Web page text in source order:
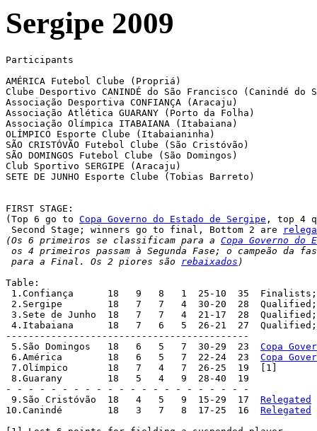
Sergipe 2009
Participants
AMÉRICA Futebol Clube (Propriá)
Clube Desportivo CANINDÉ do São Francisco (Canindé do
Associação Desportiva CONFIANÇA (Aracaju)
Associação Atlética GUARANY (Porto da Folha)
Associação Olímpica ITABAIANA (Itabaiana)
OLÍMPICO Esporte Clube (Itabaianinha)
SÃO CRISTÓVÃO Futebol Clube (São Cristóvão)
SÃO DOMINGOS Futebol Clube (São Domingos)
Club Sportivo SERGIPE (Aracaju)
SETE DE JUNHO Esporte Clube (Tobias Barreto)
FIRST STAGE:
(Top 6 go to Copa Governo do Estado de Sergipe , top 4
Second Stage; winners go to final, Bottom 2 are
(Os 6 primeiros se classificam para a Copa Governo do
os 4 primeiros passam à Segunda Fase; o campeão da
para a Final. Os 2 piores são rebaixados )
Table:
1.Confiança	  18   9   8   1  25-10  35
2.Sergipe	  18   7   7   4  30-20  28
3.Sete de Junho  18   7   7   4  21-17  28
4.Itabaiana	  18   7   6   5  26-21  27
-------------------------------------------
5.São Domingos	  18   6   5   7  30-29  23 Copa
6.América	  18   6   5   7  22-24  23 Copa
7.Olímpico	  18   7   4   7  26-25  19  [1]
8.Guarany	  18   5   4   9  28-40  19
- - - - - - - - - - - - - - - - - - - - - -
9.São Cristóvão  18   4   5   9  15-29  17 Relegated
10.Canindé	  18   3   7   8  17-25  16 Relegated